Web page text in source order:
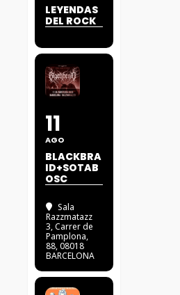
LEYENDAS
DEL ROCK
11
AGO
BLACKBRA
ID+SOTAB
OSC
Sala
Razzmatazz
3, Carrer de
Pamplona,
88, 08018
BARCELONA